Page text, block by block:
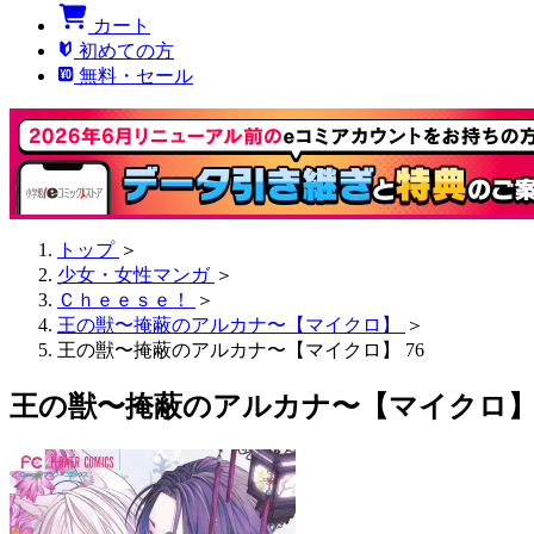
カート
初めての方
無料・セール
トップ ＞
少女・女性マンガ ＞
Ｃｈｅｅｓｅ！
＞
王の獣〜掩蔽のアルカナ〜【マイクロ】
＞
王の獣〜掩蔽のアルカナ〜【マイクロ】 76
王の獣〜掩蔽のアルカナ〜【マイクロ